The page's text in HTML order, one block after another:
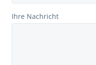
Ihre Nachricht